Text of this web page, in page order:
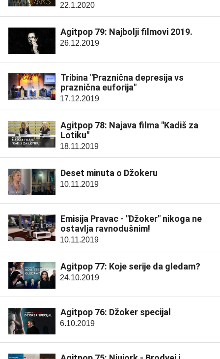
22.1.2020
Agitpop 79: Najbolji filmovi 2019.
26.12.2019
Tribina "Praznična depresija vs
praznična euforija"
17.12.2019
Agitpop 78: Najava filma "Kadiš za
Lotiku"
18.11.2019
Deset minuta o Džokeru
10.11.2019
Emisija Pravac - "Džoker" nikoga ne
ostavlja ravnodušnim!
10.11.2019
Agitpop 77: Koje serije da gledam?
24.10.2019
Agitpop 76: Džoker specijal
6.10.2019